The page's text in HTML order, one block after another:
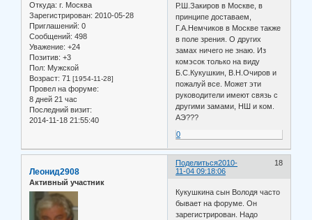
Откуда: г. Москва
Зарегистрирован: 2010-05-28
Приглашений: 0
Сообщений: 498
Уважение: +24
Позитив: +3
Пол: Мужской
Возраст: 71 [1954-11-28]
Провел на форуме:
8 дней 21 час
Последний визит:
2014-11-18 21:55:40
Р.Ш.Закиров в Москве, в
принципе доставаем,
Г.А.Немчиков в Москве также
в поле зрения. О других
замах ничего не знаю. Из
комэсок только на виду
Б.С.Кукушкин, В.Н.Очиров и
пожалуй все. Может эти
руководители имеют связь с
другими замами, НШ и ком.
АЭ???
0
Поделиться 18
2010-
11-04 09:18:06
Леонид2908
Активный участник
Кукушкина сын Володя часто
бывает на форуме. Он
зарегистрирован. Надо